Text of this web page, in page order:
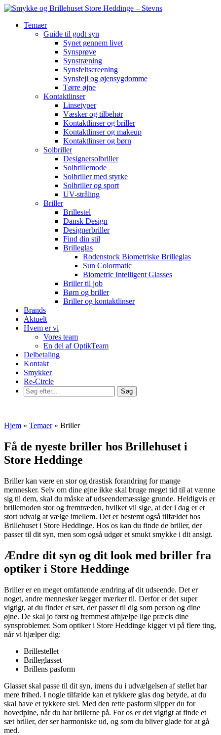
Temaer
Guide til godt syn
Synet gennem livet
Synsprøve
Synstræning
Synsfeltscreening
Synsfejl og øjensygdomme
Tørre øjne
Kontaktlinser
Linsetyper
Væsker og tilbehør
Kontaktlinser og briller
Kontaktlinser og makeup
Kontaktlinser og børn
Solbriller
Designersolbriller
Solbrillemode
Solbriller med styrke
Solbriller og sport
UV-stråling
Briller
Brillestel
Dansk Design
Designerbriller
Find din stil
Brilleglas
Rodenstock Biometriske Brilleglas
Sun Colormatic
Biometric Intelligent Glasses
Briller til job
Børn og briller
Briller og kontaktlinser
Brands
Aktuelt
Hvem er vi
Vores team
En del af OptikTeam
Delbetaling
Kontakt
Smykker
Re-Circle
Hjem » Temaer» Briller
Få de nyeste briller hos Brillehuset i
Store Heddinge
Briller kan være en stor og drastisk forandring for mange
mennesker. Selv om dine øjne ikke skal bruge meget tid til at vænne
sig til dem, skal du måske af udseendemæssige grunde. Heldigvis er
brillemoden stor og fremtræden, hvilket vil sige, at der i dag er et
stort udvalg at vælge imellem. Det er bestemt også tilfældet hos
Brillehuset i Store Heddinge. Hos os kan du finde de briller, der
passer til dit syn, men som også udgør et smukt smykke i dit ansigt.
Ændre dit syn og dit look med briller fra
optiker i Store Heddinge
Briller er en meget omfattende ændring af dit udseende. Det er
noget, andre mennesker lægger mærker til. Derfor er det super
vigtigt, at du finder et sæt, der passer til dig som person og dine
øjne. De skal jo først og fremmest afhjælpe lige præcis dine
synsproblemer. Som optiker i Store Heddinge kigger vi på flere ting,
når vi hjælper dig:
Brillestellet
Brilleglasset
Brillens pasform
Glasset skal passe til dit syn, imens du i udvælgelsen af stellet har
mere frihed. I nogle tilfælde kan et tykkere glas dog betyde, at du
skal have et tykkere stel. Med den rette pasform slipper du for
hovedpine, når du har brillerne på. For os er det vigtigt at finde et
sæt briller, der ser harmoniske ud, og som du bliver glade for at gå
med.